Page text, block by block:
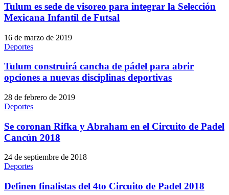
Tulum es sede de visoreo para integrar la Selección
Mexicana Infantil de Futsal
16 de marzo de 2019
Deportes
Tulum construirá cancha de pádel para abrir
opciones a nuevas disciplinas deportivas
28 de febrero de 2019
Deportes
Se coronan Rifka y Abraham en el Circuito de Padel
Cancún 2018
24 de septiembre de 2018
Deportes
Definen finalistas del 4to Circuito de Padel 2018